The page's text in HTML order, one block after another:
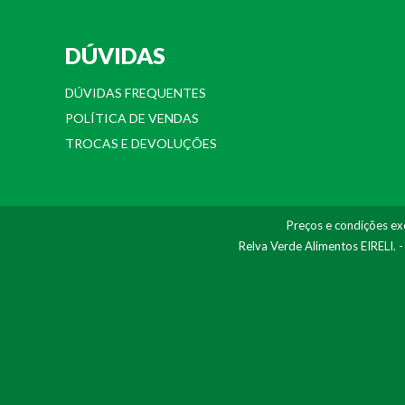
DÚVIDAS
DÚVIDAS FREQUENTES
POLÍTICA DE VENDAS
TROCAS E DEVOLUÇÕES
Preços e condições
Relva Verde Alimentos